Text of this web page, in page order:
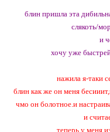
блин пришла эта
слякоть/
и
хочу уже
нажила я-таки
блин как же он меня
чмо он болотное.и
и
теперь у меня